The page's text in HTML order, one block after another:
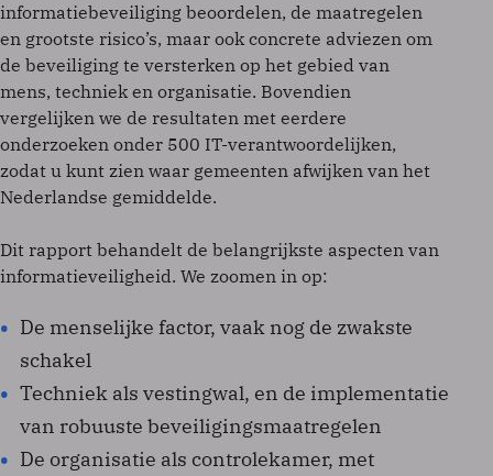
informatiebeveiliging beoordelen, de maatregelen
en grootste risico’s, maar ook concrete adviezen om
de beveiliging te versterken op het gebied van
mens, techniek en organisatie. Bovendien
vergelijken we de resultaten met eerdere
onderzoeken onder 500 IT-verantwoordelijken,
zodat u kunt zien waar gemeenten afwijken van het
Nederlandse gemiddelde.
Dit rapport behandelt de belangrijkste aspecten van
informatieveiligheid. We zoomen in op:
De menselijke factor, vaak nog de zwakste
schakel
Techniek als vestingwal, en de implementatie
van robuuste beveiligingsmaatregelen
De organisatie als controlekamer, met